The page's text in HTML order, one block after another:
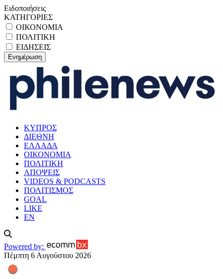
Ειδοποιήσεις
ΚΑΤΗΓΟΡΙΕΣ
ΟΙΚΟΝΟΜΙΑ
ΠΟΛΙΤΙΚΗ
ΕΙΔΗΣΕΙΣ
ΚΥΠΡΟΣ
ΔΙΕΘΝΗ
ΕΛΛΑΔΑ
ΟΙΚΟΝΟΜΙΑ
ΠΟΛΙΤΙΚΗ
ΑΠΟΨΕΙΣ
VIDEOS & PODCASTS
ΠΟΛΙΤΙΣΜΟΣ
GOAL
LIKE
EN
Powered by:
Πέμπτη 6 Αυγούστου 2026